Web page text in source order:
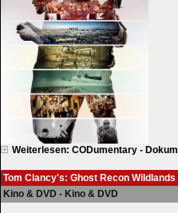
Weiterlesen: CODumentary -
Tom Clancy's: Ghost Recon
Kino & DVD - Kino & DVD